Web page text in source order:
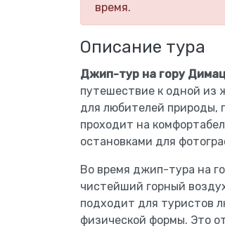
время.
Описание тура
Джип-тур на гору
путешествие к одной из
для любителей природы,
проходит на
остановками для
Во время джип-тура на
чистейший горный
подходит для туристов
физической формы. Это